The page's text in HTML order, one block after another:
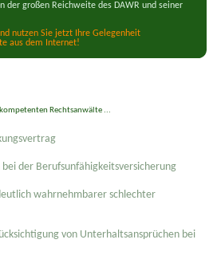
der großen Reichweite des DAWR und seiner
nutzen Sie jetzt Ihre Gelegenheit
aus dem Internet!
Rechtsanwälte ...
der Berufsunfähigkeitsversicherung
wahrnehmbarer schlechter
von Unterhaltsansprüchen bei